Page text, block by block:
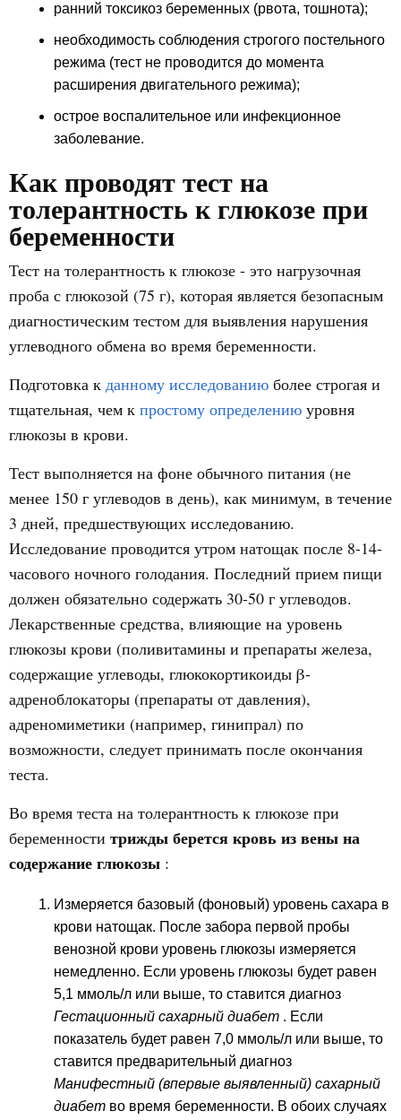
ранний токсикоз беременных (рвота, тошнота);
необходимость соблюдения строгого постельного
режима (тест не проводится до момента
расширения двигательного режима);
острое воспалительное или инфекционное
заболевание.
Как проводят тест на
толерантность к глюкозе при
беременности
Тест на толерантность к глюкозе - это нагрузочная
проба с глюкозой (75 г), которая является безопасным
диагностическим тестом для выявления нарушения
углеводного обмена во время беременности.
Подготовка к данному исследованию более строгая и
тщательная, чем к простому определению уровня
глюкозы в крови.
Тест выполняется на фоне обычного питания (не
менее 150 г углеводов в день), как минимум, в течение
3 дней, предшествующих исследованию.
Исследование проводится утром натощак после 8-14-
часового ночного голодания. Последний прием пищи
должен обязательно содержать 30-50 г углеводов.
Лекарственные средства, влияющие на уровень
глюкозы крови (поливитамины и препараты железа,
содержащие углеводы, глюкокортикоиды β-
адреноблокаторы (препараты от давления),
адреномиметики (например, гинипрал) по
возможности, следует принимать после окончания
теста.
Во время теста на толерантность к глюкозе при
беременности трижды берется кровь из вены на
содержание глюкозы :
Измеряется базовый (фоновый) уровень сахара в
крови натощак. После забора первой пробы
венозной крови уровень глюкозы измеряется
немедленно. Если уровень глюкозы будет равен
5,1 ммоль/л или выше, то ставится диагноз
Гестационный сахарный диабет . Если
показатель будет равен 7,0 ммоль/л или выше, то
ставится предварительный диагноз
Манифестный (впервые выявленный) сахарный
диабет во время беременности. В обоих случаях